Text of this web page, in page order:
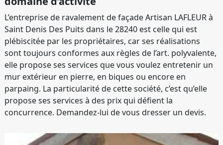
L’entreprise de ravalement de façade Artisan LAFLEUR à
Saint Denis Des Puits dans le 28240 est celle qui est
plébiscitée par les propriétaires, car ses réalisations
sont toujours conformes aux règles de l’art. polyvalente,
elle propose ses services que vous voulez entretenir un
mur extérieur en pierre, en biques ou encore en
parpaing. La particularité de cette société, c’est qu’elle
propose ses services à des prix qui défient la
concurrence. Demandez-lui de vous dresser un devis.